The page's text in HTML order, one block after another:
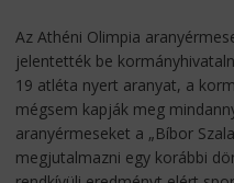
Az Athéni Olimpia
jelentették be
19 atléta nyert aranyat, a
mégsem kapják meg
aranyérmeseket a „Bíbor
megjutalmazni egy korábbi